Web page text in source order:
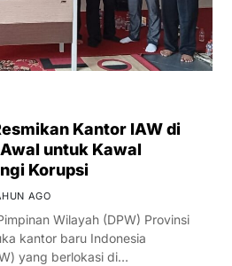
Kantor IAW di
untuk Kawal
Korupsi
AGO
Wilayah (DPW) Provinsi
kantor baru Indonesia
yang berlokasi di…